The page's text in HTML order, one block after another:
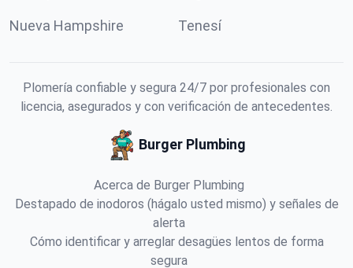
Nueva Hampshire Tenesí
Plomería confiable y segura 24/7 por profesionales con
licencia, asegurados y con verificación de antecedentes.
Burger Plumbing
Acerca de Burger Plumbing
Destapado de inodoros (hágalo usted mismo) y señales de
alerta
Cómo identificar y arreglar desagües lentos de forma
segura